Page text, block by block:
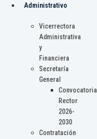
Administrativo
Vicerrectora
Administrativa
y
Financiera
Secretaría
General
Convocatoria
Rector
2026-
2030
Contratación